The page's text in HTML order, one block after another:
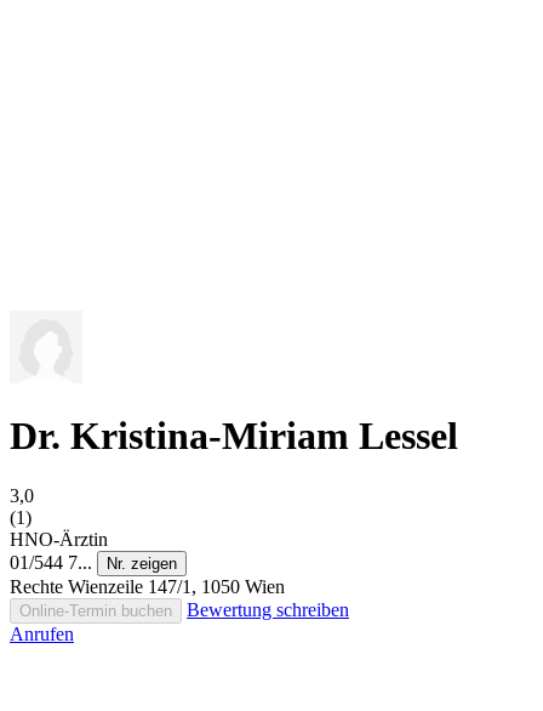
Dr. Kristina-Miriam Lessel
3,0
(1)
HNO-Ärztin
01/544 7...
Nr. zeigen
Rechte Wienzeile 147/1, 1050 Wien
Online-Termin buchen
Bewertung schreiben
Anrufen